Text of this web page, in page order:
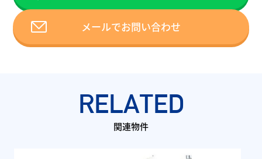
メールでお問い合わせ
RELATED
関連物件